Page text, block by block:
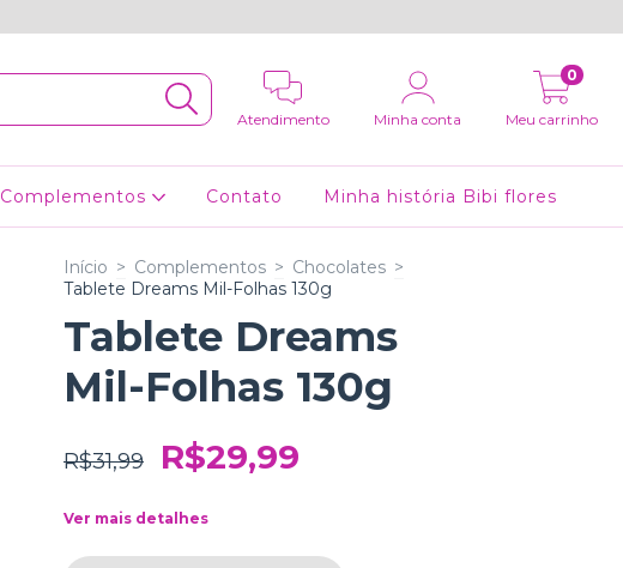
Atendimento Minha conta Meu carrinho
0
Complementos Contato Minha história Bibi flores
Início > Complementos > Chocolates >
Tablete Dreams Mil-Folhas 130g
Tablete Dreams
Mil-Folhas 130g
R$31,99 R$29,99
Ver mais detalhes